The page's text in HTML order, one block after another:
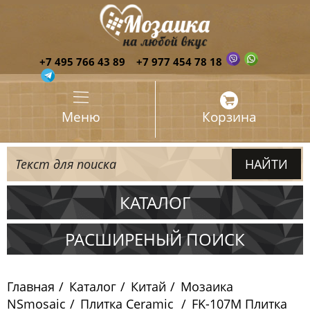
+7 495 766 43 89 +7 977 454 78 18
Меню Корзина
КАТАЛОГ
Испания
Китай
РАСШИРЕНЫЙ ПОИСК
Главная Каталог Китай
Мозаика
NSmosaic
Плитка Ceramic
FK-107M Плитка